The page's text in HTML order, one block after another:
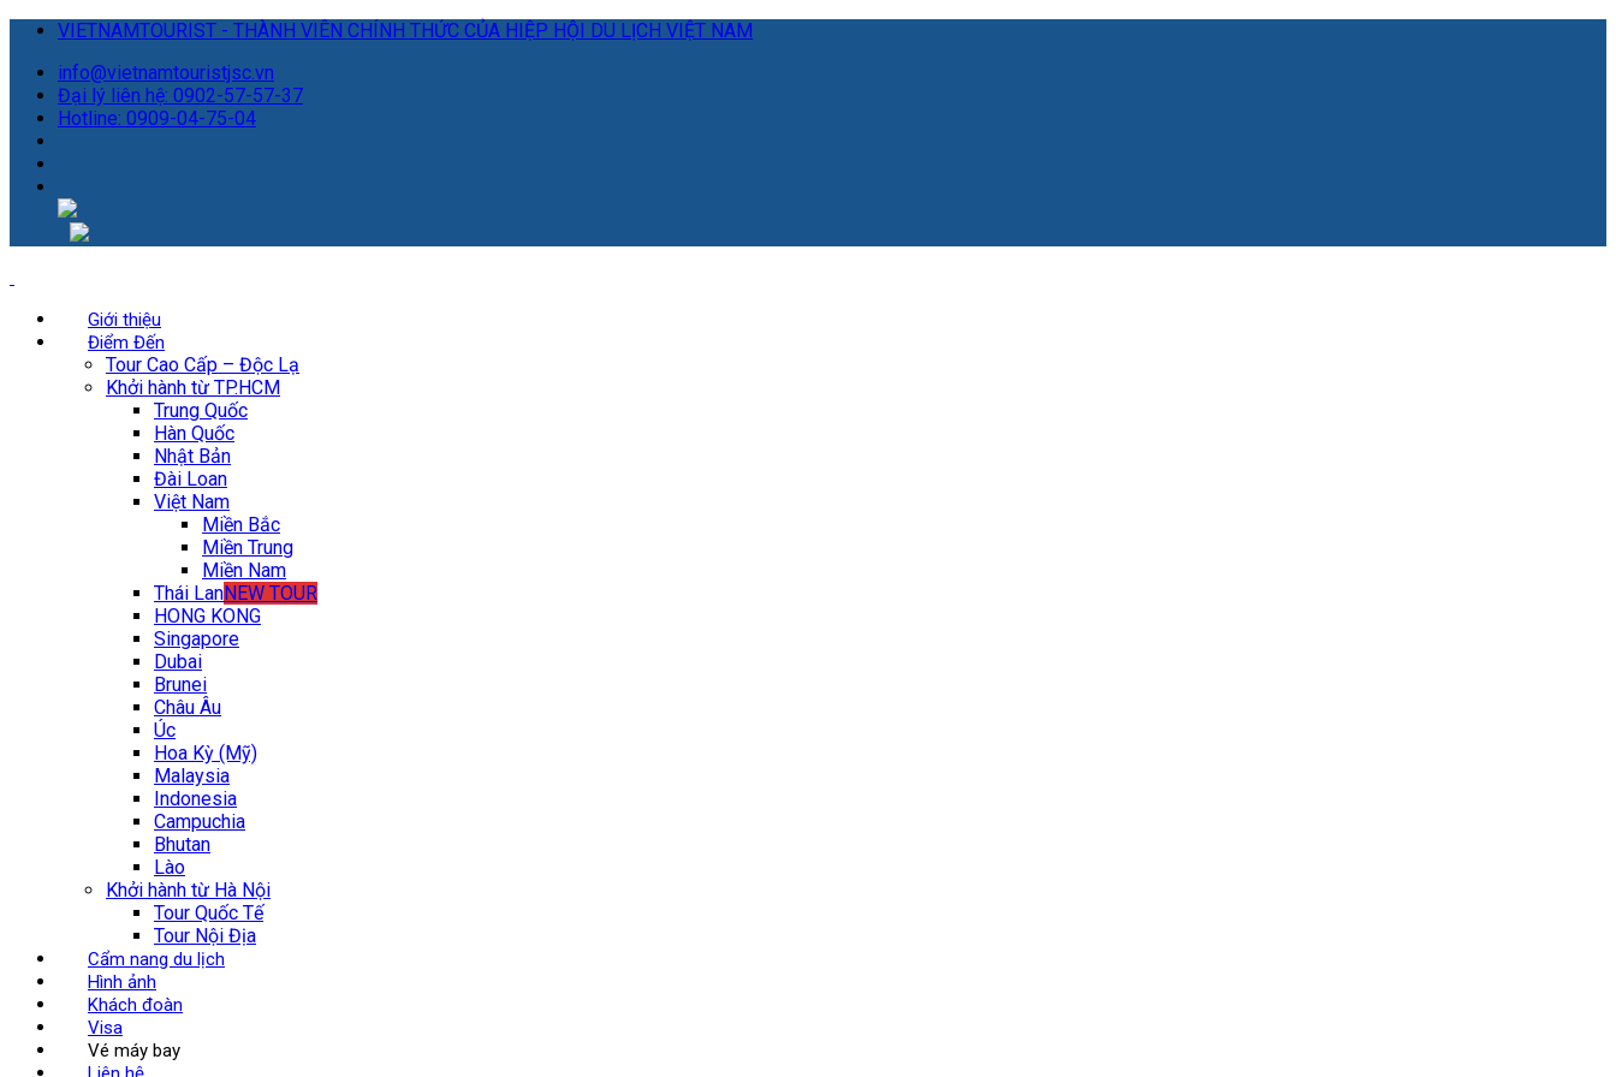
VIETNAMTOURIST - THÀNH VIÊN CHÍNH THỨC CỦA HIỆP HỘI DU LỊCH VIỆT NAM
info@vietnamtouristjsc.vn
Đại lý liên hệ: 0902-57-57-37
Hotline: 0909-04-75-04
Giới thiệu
Điểm Đến
Tour Cao Cấp – Độc Lạ
Khởi hành từ TP.HCM
Trung Quốc
Hàn Quốc
Nhật Bản
Đài Loan
Việt Nam
Miền Bắc
Miền Trung
Miền Nam
Thái LanNEW TOUR
HONG KONG
Singapore
Dubai
Brunei
Châu Âu
Úc
Hoa Kỳ (Mỹ)
Malaysia
Indonesia
Campuchia
Bhutan
Lào
Khởi hành từ Hà Nội
Tour Quốc Tế
Tour Nội Địa
Cẩm nang du lịch
Hình ảnh
Khách đoàn
Visa
Vé máy bay